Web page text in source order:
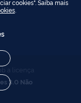
a licença
3.0 Não
cookies". Saiba mais
.